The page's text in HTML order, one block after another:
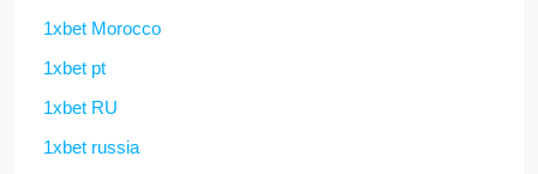
1xbet Morocco
1xbet pt
1xbet RU
1xbet russia